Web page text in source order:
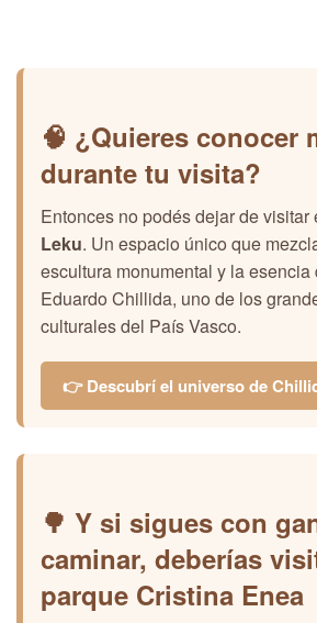
🧠 ¿Quieres conocer
durante tu visita?
Entonces no podés dejar de visitar
Leku. Un espacio único que
escultura monumental y la esencia
Eduardo Chillida, uno de los
culturales del País Vasco.
👉 Descubrí el universo de
🌳 Y si sigues con
caminar, deberías
parque Cristina Enea